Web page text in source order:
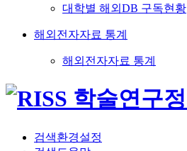
대학별 해외DB 구독현황
해외전자자료 통계
해외전자자료 통계
검색환경설정